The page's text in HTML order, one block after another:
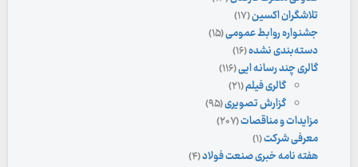
تلاشگران اکسین(۱۷)
جشنواره روابط عمومی(۱۵)
دسته‌بندی نشده(۱۶)
گالری چند رسانه ایی(۱۱۶)
گالری فیلم(۲۱)
گزارش تصویری(۹۵)
مزایدات و مناقصات(۲۰۷)
معرفی شرکت(۱)
هفته نامه خبری صنعت فولاد(۴)